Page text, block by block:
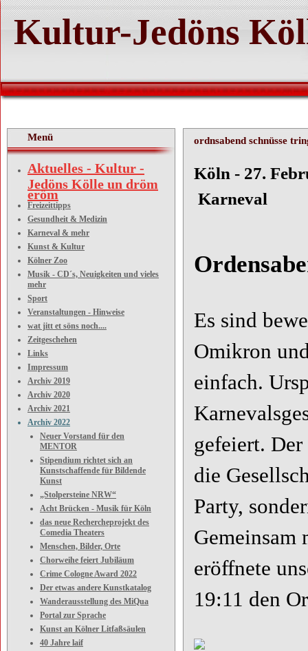
Kultur-Jedöns
Menü
Aktuelles - Kultur -
Jedöns Kölle un dröm
eröm
Freizeittipps
Gesundheit & Medizin
Karneval & mehr
Kunst & Kultur
Kölner Zoo
Musik - CD´s, Neuigkeiten und vieles
mehr
Sport
Veranstaltungen - Hinweise
wat jitt et söns noch....
Zeitgeschehen
Links
Impressum
Archiv 2019
Archiv 2020
Archiv 2021
Archiv 2022
Neuer Vorstand für den
MENTOR
Stipendium richtet sich an
Kunstschaffende für Bildende
Kunst
„Stolpersteine NRW“
Acht Brücken - Musik für Köln
das neue Rechercheprojekt des
Comedia Theaters
Menschen, Bilder, Orte
Chorweihe feiert Jubiläum
Crime Cologne Award 2022
Der etwas andere Kunstkatalog
Wanderausstellung des MiQua
Portal zur Sprache
Kunst an Kölner Litfaßsäulen
40 Jahre laif
ordnsabend schnüsse
Köln
Karneval
Es sind
Omikron
einfach.
gefeiert. Der
die
Party,
Gemeinsam
eröffnete
19:11 den